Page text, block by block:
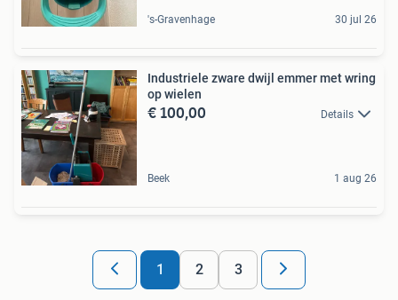
's-Gravenhage 30 jul 26
Industriele zware dwijl emmer met wring
op wielen
€ 100,00 Details
Beek 1 aug 26
1 2 3